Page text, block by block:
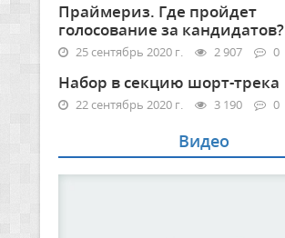
Праймериз. Где пройдет
голосование за кандидатов?
25 сентябрь 2020 г. 2 907 0
Набор в секцию шорт-трека
22 сентябрь 2020 г. 3 190 0
Видео